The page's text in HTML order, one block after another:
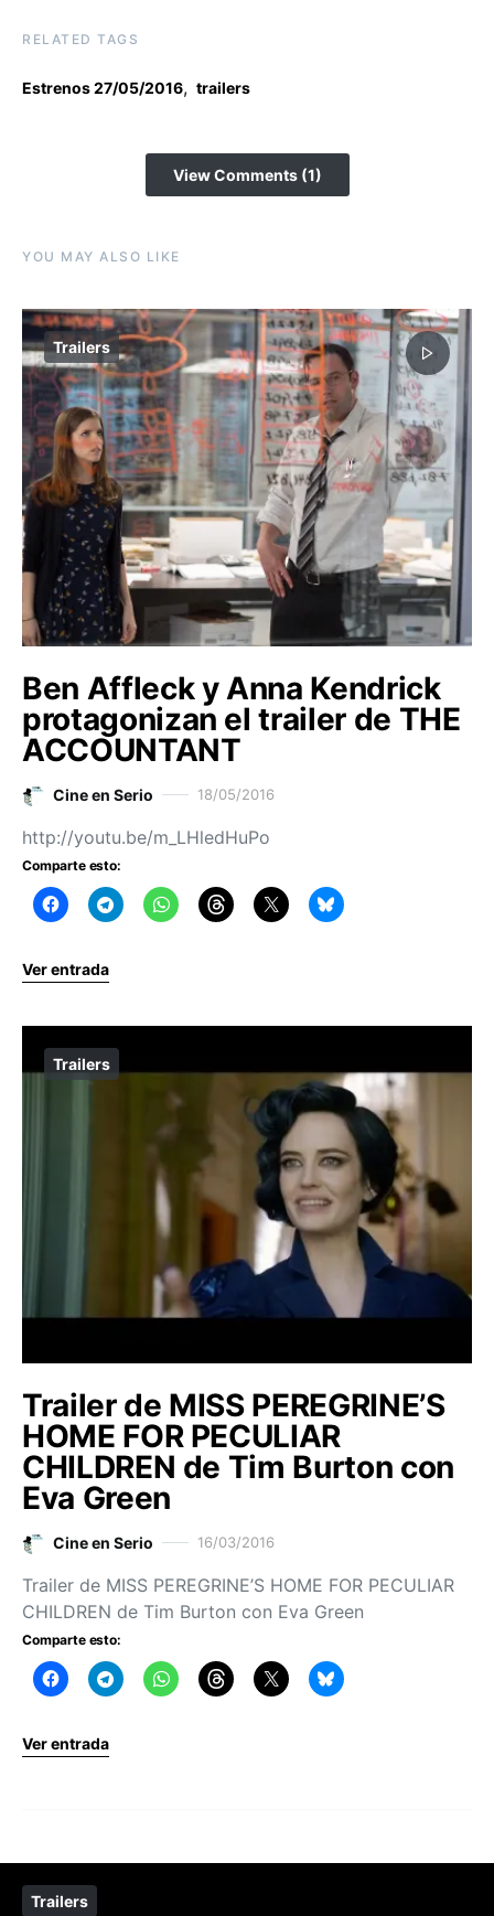
RELATED TAGS
Estrenos 27/05/2016, trailers
View Comments (1)
YOU MAY ALSO LIKE
Trailers
Ben Affleck y Anna Kendrick
protagonizan el trailer de THE
ACCOUNTANT
Cine en Serio 18/05/2016
http://youtu.be/m_LHledHuPo
Comparte esto:
Ver entrada
Trailers
Trailer de MISS PEREGRINE’S
HOME FOR PECULIAR
CHILDREN de Tim Burton con
Eva Green
Cine en Serio 16/03/2016
Trailer de MISS PEREGRINE’S HOME FOR PECULIAR
CHILDREN de Tim Burton con Eva Green
Comparte esto:
Ver entrada
Trailers